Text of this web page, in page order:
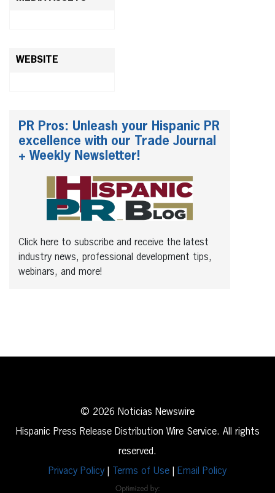
WEBSITE
PR Pros: Unleash your Hispanic PR
excellence with our Trade Journal
+ Weekly Newsletter!
Click here to subscribe and receive the latest
industry news, professional development tips,
webinars, and more!
© 2026 Noticias Newswire
Hispanic Press Release Distribution Wire Service. All rights
reserved.
Privacy Policy
Terms of Use Email Policy